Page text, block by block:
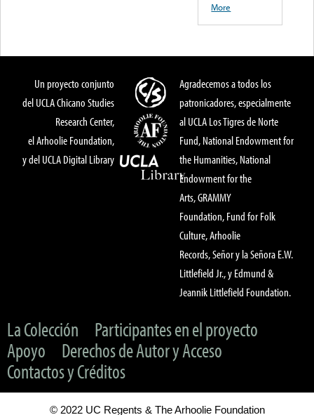
More
Un proyecto conjunto
del UCLA Chicano Studies
Research Center,
el Arhoolie Foundation,
y del UCLA Digital Library
Agradecemos a todos los
patronicadores, especialmente
al UCLA Los Tigres de Norte
Fund, National Endowment for
the Humanities, National
Endowment for the
Arts, GRAMMY
Foundation, Fund for Folk
Culture, Arhoolie
Records, Señor y la Señora E.W.
Littlefield Jr., y Edmund &
Jeannik Littlefield Foundation.
La Colección
Participantes en el proyecto
Apoyo
Derechos de Autor y Acceso
Contactos y Créditos
© 2022 UC Regents & The Arhoolie Foundation